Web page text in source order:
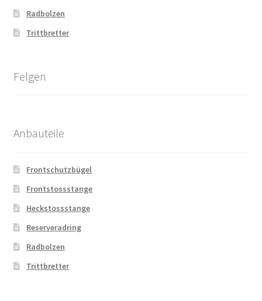
Radbolzen
Trittbretter
Felgen
Anbauteile
Frontschutzbügel
Frontstossstange
Heckstossstange
Reserveradring
Radbolzen
Trittbretter